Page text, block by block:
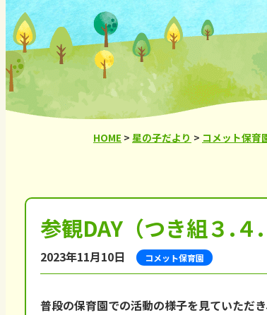
HOME > 星の子だより > コメット保育
参観DAY（つき組３.４.
2023年11月10日 コメット保育園
普段の保育園での活動の様子を見ていただ